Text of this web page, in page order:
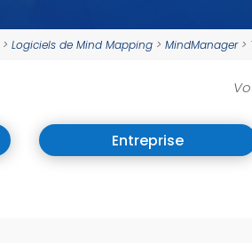
>Logiciels de Mind Mapping >MindManager>
Entreprise